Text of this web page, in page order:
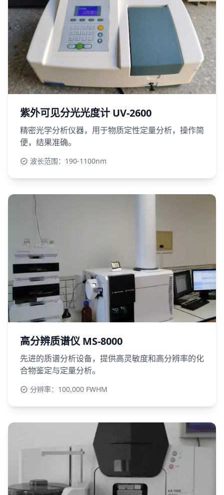
紫外可见分光光度计 UV-2600
精密光学分析仪器，用于物质定性定量分析，操作简
便，结果准确。
波长范围：190-1100nm
高分辨质谱仪 MS-8000
先进的质谱分析设备，提供高灵敏度和高分辨率的化
合物鉴定与定量分析。
分辨率：100,000 FWHM